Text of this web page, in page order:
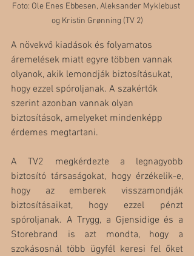
Foto: Ole Enes Ebbesen, Aleksander Myklebust
og Kristin Grønning (TV 2)
A növekvő kiadások és folyamatos
áremelések miatt egyre többen vannak
olyanok, akik lemondják biztosításukat,
hogy ezzel spóroljanak. A szakértők
szerint azonban vannak olyan
biztosítások, amelyeket mindenképp
érdemes megtartani.
A TV2 megkérdezte a legnagyobb
biztosító társaságokat, hogy érzékelik-e,
hogy az emberek visszamondják
biztosításaikat, hogy ezzel pénzt
spóroljanak. A Trygg, a Gjensidige és a
Storebrand is azt mondta, hogy a
szokásosnál több ügyfél keresi fel őket